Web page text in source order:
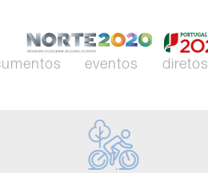
Norte
2020
eventos diretos